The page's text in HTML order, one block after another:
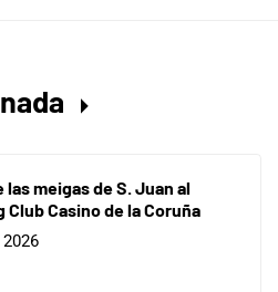
las meigas de S. Juan al
Club Casino de la Coruña